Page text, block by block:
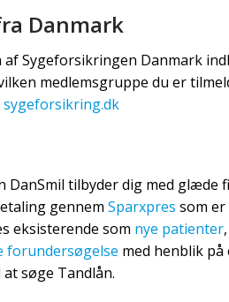
Danmark
af Sygeforsikringen Danmark
medlemsgruppe du er
sygeforsikring.dk
DanSmil tilbyder dig med glæde
gennem Sparxp​res som
eksisterende som ny​e patienter
forundersøgelse med henblik
søge Tandlån.